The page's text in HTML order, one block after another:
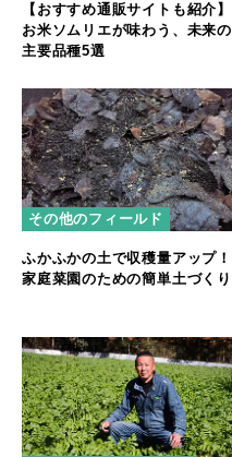
【おすすめ通販サイトも紹介】
お米ソムリエが味わう、未来の
主要品種5選
その他のフィールド
ふかふかの土で収穫量アップ！
家庭菜園のための簡単土づくり